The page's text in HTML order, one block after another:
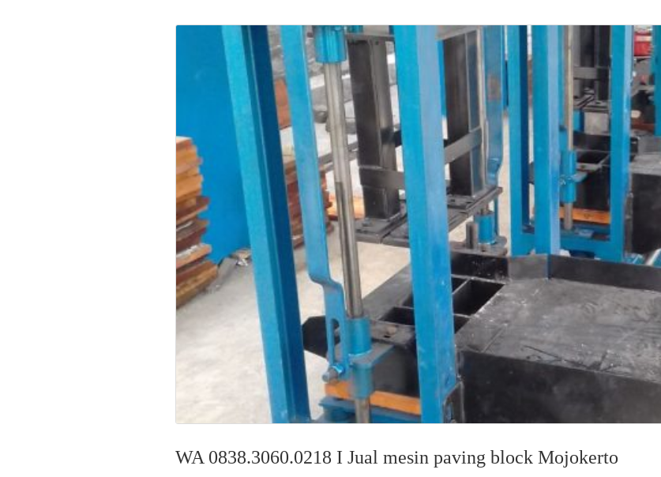
WA 0838.3060.0218 I Jual mesin paving block Mojokerto